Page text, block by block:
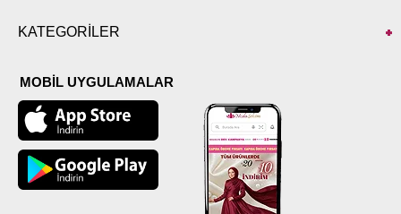
KATEGORİLER
MOBİL UYGULAMALAR